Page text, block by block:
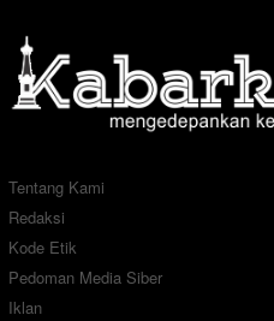
Tentang Kami
Redaksi
Kode Etik
Pedoman Media Siber
Iklan